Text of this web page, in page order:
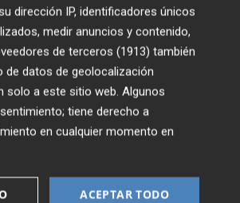
de dietas como
María José
territorial de este
de Alicante
con el
dirección IP, identificadores únicos
medir anuncios y contenido,
de terceros (1913) también
datos de geolocalización
solo a este sitio web. Algunos
tiene derecho a
en cualquier momento en
ACEPTAR TODO